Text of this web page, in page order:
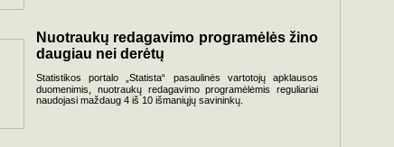
Nuotraukų redagavimo programėlės žino
daugiau nei derėtų
Statistikos portalo „Statista“ pasaulinės vartotojų apklausos
duomenimis, nuotraukų redagavimo programėlėmis reguliariai
naudojasi maždaug 4 iš 10 išmaniųjų savininkų.